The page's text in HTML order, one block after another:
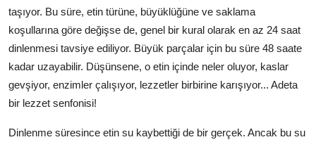
taşıyor. Bu süre, etin türüne, büyüklüğüne ve saklama
koşullarına göre değişse de, genel bir kural olarak en az 24 saat
dinlenmesi tavsiye ediliyor. Büyük parçalar için bu süre 48 saate
kadar uzayabilir. Düşünsene, o etin içinde neler oluyor, kaslar
gevşiyor, enzimler çalışıyor, lezzetler birbirine karışıyor... Adeta
bir lezzet senfonisi!
Dinlenme süresince etin su kaybettiği de bir gerçek. Ancak bu su